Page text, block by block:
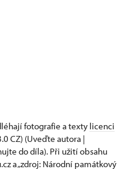
fotografie a texty licenci
CZ) (Uveďte autora |
do díla). Při užití obsahu
a „zdroj: Národní památkový